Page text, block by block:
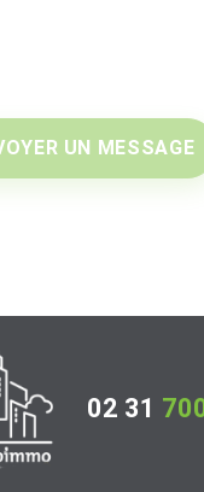
UN MESSAGE
02 31